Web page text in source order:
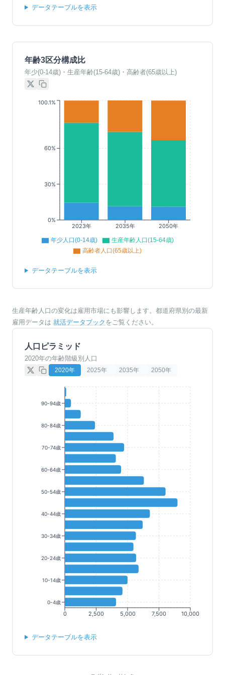
データテーブルを表示
年齢3区分構成比
年少(0-14歳)・生産年齢(15-64歳)・高齢者(65歳以上)
2023年 2035年 2050年
0%
30%
60%
100.1%
年少人口(0-14歳)
生産年齢人口(15-64歳)
高齢者人口(65歳以上)
データテーブルを表示
生産年齢人口の変化は雇用市場にも影響します。都道府県別の最新
雇用データは 就活データブック をご覧ください。
人口ピラミッド
2020年の年齢階級別人口
2020年 2025年 2035年 2050年
0 2,500 5,000 7,500 10,000
90-94歳
80-84歳
70-74歳
60-64歳
50-54歳
40-44歳
30-34歳
20-24歳
10-14歳
0-4歳
データテーブルを表示